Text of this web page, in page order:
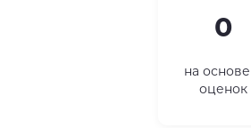
0
на основе
оценок